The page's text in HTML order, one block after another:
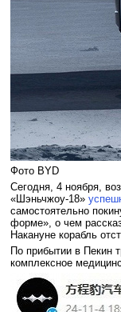
Фото BYD
Сегодня, 4 ноября,
«Шэньчжоу-18»
самостоятельно
форме», о чем
Накануне корабль
По прибытии в Пекин
комплексное